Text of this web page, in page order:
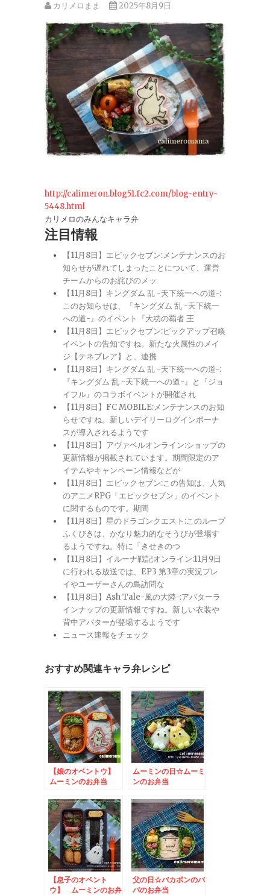
カリメロまま 2025年8月9日
http://calimeron.blog51.fc2.com/blog-entry-
5448.html
カリメロのみんなキャラ弁
注目情報
【11月8日】エピックセブン:メンテナンスのお
知らせが遅れてしまったことについて、運営
チームからのお詫びのメッ
【11月8日】キングダム 乱 -天下統一への道-:
このお知らせは、『キングダム 乱 -天下統一
への道-』のイベント『大功の覇者 王
【11月8日】エピックセブン:ピックアップ召喚
イベントの告知ですね。新たな火属性のメイ
ジ【テネブレア】と、連携
【11月8日】キングダム 乱 -天下統一への道-:
『キングダム 乱 -天下統一への道-』と『ジョ
イフル』のコラボイベントが開催され
【11月8日】FC MOBILE:メンテナンスのお知
らせですね。新しいデイリーログインボーナ
スが導入されるようです
【11月8日】アヴァベルオンライン:ショップの
更新情報が掲載されています。期間限定のア
イテムやキャンペーン情報などが
【11月8日】エピックセブン:この告知は、人気
のアニメRPG「エピックセブン」のイベント
に関するものです。期間
【11月8日】星のドラゴンクエスト:このループ
ふくびきは、かなり魅力的なそうびが登場す
るようですね。特に「きせきのつ
【11月8日】イルーナ戦記オンライン:11月9日
に行われる放送では、EP3 第3章の実況プレ
イやユーザーさんの島訪問な
【11月8日】Ash Tale-風の大陸-:アバターラ
インナップの更新情報ですね。新しい衣装や
背中アバターが登場するようです
ニュース速報をチェック
おすすめ関連キャラ弁レシピ
【娘のオベントウ】
ムーミンのお弁当
ムーミンの日☆ムーミ
ンのお弁当
【息子のオベント
ウ】 ムーミンのお弁
父の日☆バカボンのパ
パのお弁当